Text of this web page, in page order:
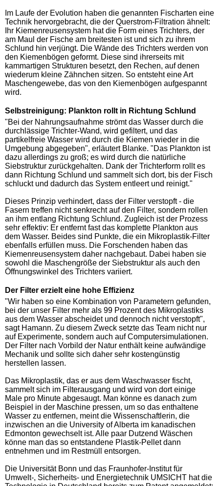
Im Laufe der Evolution haben die genannten Fischarten eine
Technik hervorgebracht, die der Querstrom-Filtration ähnelt:
Ihr Kiemenreusensystem hat die Form eines Trichters, der
am Maul der Fische am breitesten ist und sich zu ihrem
Schlund hin verjüngt. Die Wände des Trichters werden von
den Kiemenbögen geformt. Diese sind ihrerseits mit
kammartigen Strukturen besetzt, den Rechen, auf denen
wiederum kleine Zähnchen sitzen. So entsteht eine Art
Maschengewebe, das von den Kiemenbögen aufgespannt
wird.
Selbstreinigung: Plankton rollt in Richtung Schlund
"Bei der Nahrungsaufnahme strömt das Wasser durch die
durchlässige Trichter-Wand, wird gefiltert, und das
partikelfreie Wasser wird durch die Kiemen wieder in die
Umgebung abgegeben", erläutert Blanke. "Das Plankton ist
dazu allerdings zu groß; es wird durch die natürliche
Siebstruktur zurückgehalten. Dank der Trichterform rollt es
dann Richtung Schlund und sammelt sich dort, bis der Fisch
schluckt und dadurch das System entleert und reinigt."
Dieses Prinzip verhindert, dass der Filter verstopft - die
Fasern treffen nicht senkrecht auf den Filter, sondern rollen
an ihm entlang Richtung Schlund. Zugleich ist der Prozess
sehr effektiv: Er entfernt fast das komplette Plankton aus
dem Wasser. Beides sind Punkte, die ein Mikroplastik-Filter
ebenfalls erfüllen muss. Die Forschenden haben das
Kiemenreusensystem daher nachgebaut. Dabei haben sie
sowohl die Maschengröße der Siebstruktur als auch den
Öffnungswinkel des Trichters variiert.
Der Filter erzielt eine hohe Effizienz
"Wir haben so eine Kombination von Parametern gefunden,
bei der unser Filter mehr als 99 Prozent des Mikroplastiks
aus dem Wasser abscheidet und dennoch nicht verstopft",
sagt Hamann. Zu diesem Zweck setzte das Team nicht nur
auf Experimente, sondern auch auf Computersimulationen.
Der Filter nach Vorbild der Natur enthält keine aufwändige
Mechanik und sollte sich daher sehr kostengünstig
herstellen lassen.
Das Mikroplastik, das er aus dem Waschwasser fischt,
sammelt sich im Filterausgang und wird von dort einige
Male pro Minute abgesaugt. Man könne es danach zum
Beispiel in der Maschine pressen, um so das enthaltene
Wasser zu entfernen, meint die Wissenschaftlerin, die
inzwischen an die University of Alberta im kanadischen
Edmonton gewechselt ist. Alle paar Dutzend Wäschen
könne man das so entstandene Plastik-Pellet dann
entnehmen und im Restmüll entsorgen.
Die Universität Bonn und das Fraunhofer-Institut für
Umwelt-, Sicherheits- und Energietechnik UMSICHT hat die